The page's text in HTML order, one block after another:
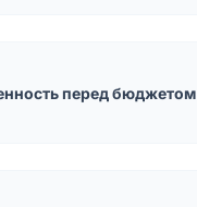
перед бюджетом